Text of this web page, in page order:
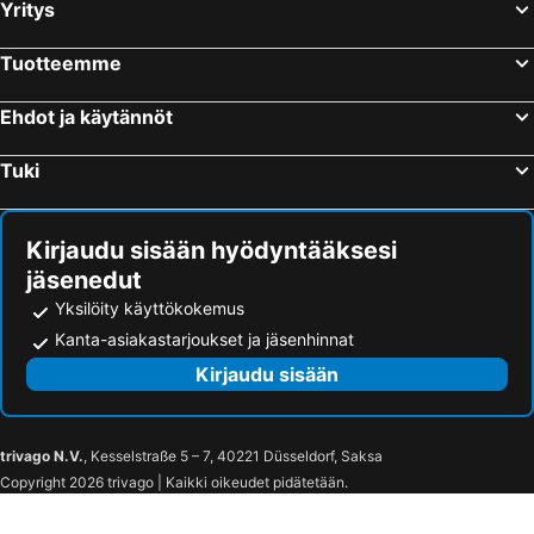
Hietalahden stadion
Mustavuoren laskettelukeskus
Kokkola-Pietarsaaren lentoasema
Wasalandia
Paradisbadet
Seinäjoki Bus Station
Joupiska
Tractor museum
Skellefteå flygplats
Skellefteå Airport
Yritys
Tuotteemme
Ehdot ja käytännöt
Tuki
Kirjaudu sisään hyödyntääksesi
jäsenedut
Yksilöity käyttökokemus
Kanta-asiakastarjoukset ja jäsenhinnat
Kirjaudu sisään
trivago N.V., Kesselstraße 5 – 7, 40221 Düsseldorf, Saksa
Copyright 2026 trivago | Kaikki oikeudet pidätetään.